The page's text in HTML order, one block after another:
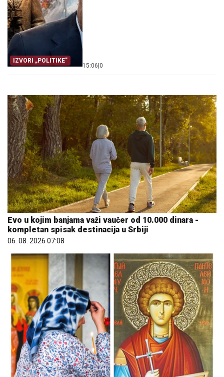
IZVORI „POLITIKE”
15:06 0
Evo u kojim banjama važi vaučer od 10.000 dinara -
kompletan spisak destinacija u Srbiji
06. 08. 2026 07:08